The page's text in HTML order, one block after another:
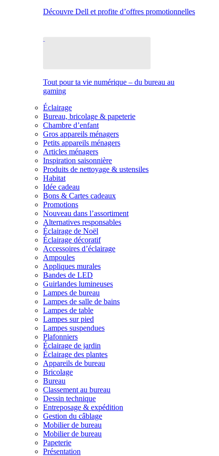
Découvre Dell et profite d’offres promotionnelles
Tout pour ta vie numérique – du bureau au
gaming
Éclairage
Bureau, bricolage & papeterie
Chambre d’enfant
Gros appareils ménagers
Petits appareils ménagers
Articles ménagers
Inspiration saisonnière
Produits de nettoyage & ustensiles
Habitat
Idée cadeau
Bons & Cartes cadeaux
Promotions
Nouveau dans l’assortiment
Alternatives responsables
Éclairage de Noël
Éclairage décoratif
Accessoires d’éclairage
Ampoules
Appliques murales
Bandes de LED
Guirlandes lumineuses
Lampes de bureau
Lampes de salle de bains
Lampes de table
Lampes sur pied
Lampes suspendues
Plafonniers
Éclairage de jardin
Éclairage des plantes
Appareils de bureau
Bricolage
Bureau
Classement au bureau
Dessin technique
Entreposage & expédition
Gestion du câblage
Mobilier de bureau
Mobilier de bureau
Papeterie
Présentation